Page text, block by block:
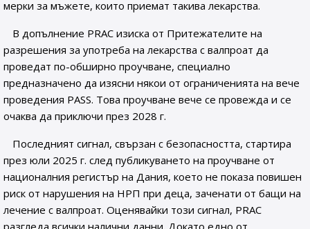
мерки за мъжете, които приемат такива лекарства.
В допълнение PRAC изиска от Притежателите на
разрешения за употреба на лекарства с валпроат да
проведат по-обширно проучване, специално
предназначено да изясни някои от ограниченията на вече
проведения PASS. Това проучване вече се провежда и се
очаква да приключи през 2028 г.
Последният сигнал, свързан с безопасността, стартира
през юли 2025 г. след публикуването на проучване от
националния регистър на Дания, което не показа повишен
риск от нарушения на НРП при деца, заченати от бащи на
лечение с валпроат. Оценявайки този сигнал, PRAC
разгледа всички налични данни. Докато едно от